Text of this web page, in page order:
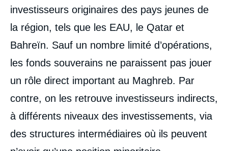
investisseurs originaires des pays jeunes de
la région, tels que les EAU, le Qatar et
Bahreïn. Sauf un nombre limité d’opérations,
les fonds souverains ne paraissent pas jouer
un rôle direct important au Maghreb. Par
contre, on les retrouve investisseurs indirects,
à différents niveaux des investissements, via
des structures intermédiaires où ils peuvent
Radhi MEDDEB, « Le Conseil de
Coopération du Golfe au Maghreb :
échange et stratégies d'investissement »,
Copier